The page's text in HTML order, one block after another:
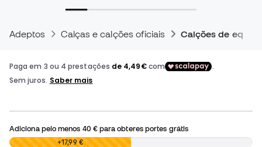
Adeptos Calças e calções oficiais Calções de
Adiciona pelo menos 40 €para obteres portes grátis
0,00 € +17,99 €